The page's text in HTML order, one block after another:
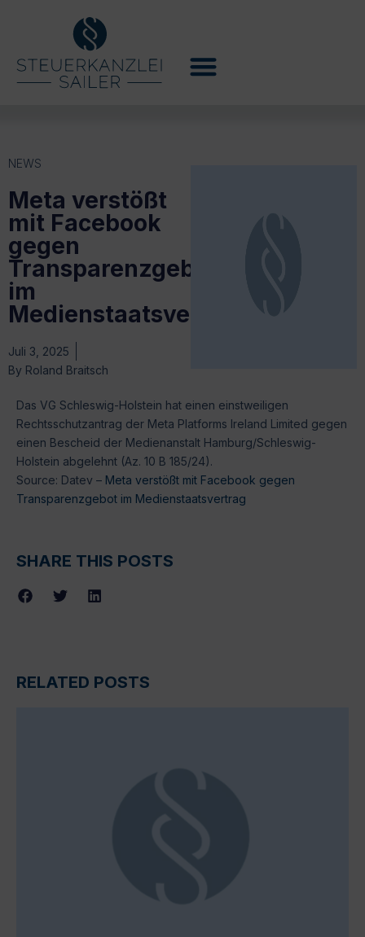
NEWS
Meta verstößt
mit Facebook
gegen
Transparenzgebot
im
Medienstaatsvertrag
Juli 3, 2025
By Roland Braitsch
Das VG Schleswig-Holstein hat einen einstweiligen
Rechtsschutzantrag der Meta Platforms Ireland Limited gegen
einen Bescheid der Medienanstalt Hamburg/Schleswig-
Holstein abgelehnt (Az. 10 B 185/24).
Source: Datev – Meta verstößt mit Facebook gegen
Transparenzgebot im Medienstaatsvertrag
SHARE THIS POSTS
RELATED POSTS